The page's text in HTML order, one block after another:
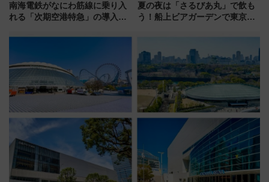
南海電鉄がなにわ筋線に乗り入
れる「次期空港特急」の導入を
日本初の鉄道デザイン
夏の夜は「さるびあ丸」で飲も
う！船上ビアガーデンで東京湾
杯……工場直送生ビールや島グ
ルメが美味い